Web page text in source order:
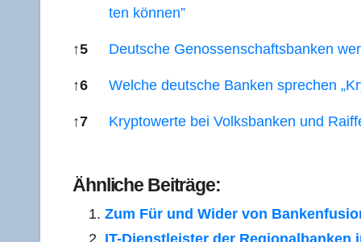
ten können”
↑5 Deut­sche Genos­sen­schafts­ban­ken
↑6 Wel­che deut­sche Ban­ken spre­chen
↑7 Kryp­tower­te bei Volks­ban­ken und
Ähn­li­che Beiträge:
Zum Für und Wider von
IT-Diens­t­­leis­­ter der Regio­nal­ban­ken